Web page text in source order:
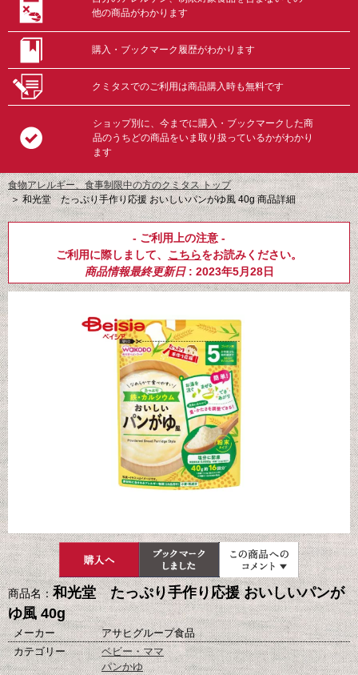
他の商品がわかります
購入・ブックマーク履歴がわかります
クミタスでのご利用は商品購入時も無料です
ショップ別に、今までに購入・ブックマークした商
品のうちどの商品をいま取り扱っているかがわかり
ます
食物アレルギー、食事制限中の方のクミタス トップ
＞和光堂 たっぷり手作り応援 おいしいパンがゆ風 40g 商品詳細
- ご利用上の注意 -
ご利用に際しまして、 こちらをお読みください。
商品情報最終更新日: 2023年5月28日
商品名：和光堂 たっぷり手作り応援 おいしいパンが
ゆ風 40g
メーカー
アサヒグループ食品
カテゴリー
ベビー・ママ
パンかゆ